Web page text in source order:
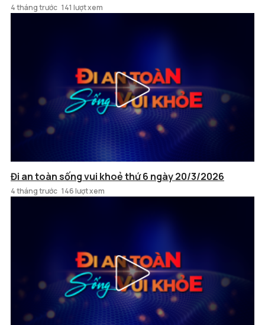
4 tháng trước 141 lượt xem
Đi an toàn sống vui khoẻ thứ 6 ngày 20/3/2026
4 tháng trước 146 lượt xem